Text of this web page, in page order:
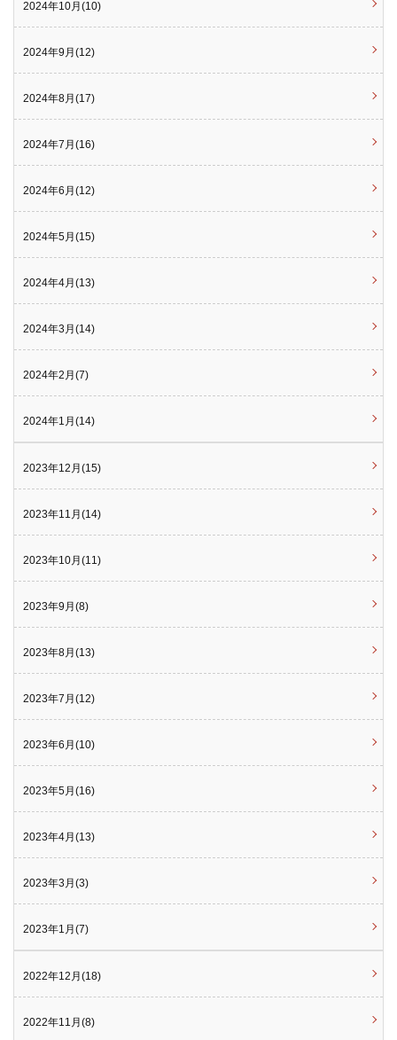
2024年10月(10)
2024年9月(12)
2024年8月(17)
2024年7月(16)
2024年6月(12)
2024年5月(15)
2024年4月(13)
2024年3月(14)
2024年2月(7)
2024年1月(14)
2023年12月(15)
2023年11月(14)
2023年10月(11)
2023年9月(8)
2023年8月(13)
2023年7月(12)
2023年6月(10)
2023年5月(16)
2023年4月(13)
2023年3月(3)
2023年1月(7)
2022年12月(18)
2022年11月(8)